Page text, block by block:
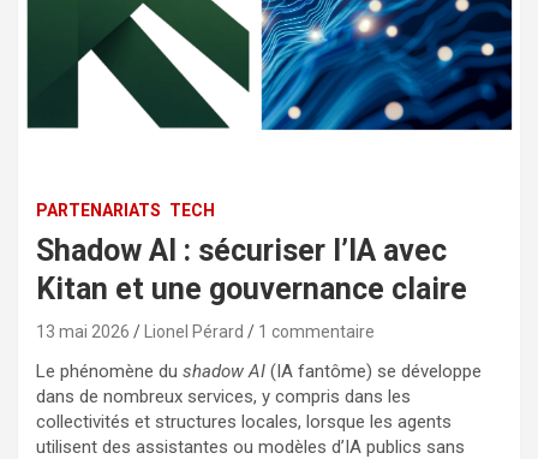
PARTENARIATS TECH
Shadow AI : sécuriser l’IA avec
Kitan et une gouvernance claire
13 mai 2026 Lionel Pérard 1 commentaire
Le phénomène du shadow AI (IA fantôme) se développe
dans de nombreux services, y compris dans les
collectivités et structures locales, lorsque les agents
utilisent des assistantes ou modèles d’IA publics sans